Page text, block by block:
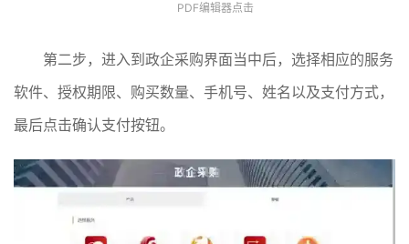
PDF编辑器点击
第二步，进入到政企采购界面当中后，选择相应的服务
软件、授权期限、购买数量、手机号、姓名以及支付方式，
最后点击确认支付按钮。